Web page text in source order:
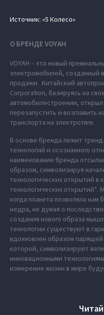
Источник: «5 Колесо»
О БРЕНДЕ VOYAH
VOYAH – это новый
электромобилей, созданный
продажи. Китайский
Corporation, базируясь на
автомобилестроении,
перезапустить и возглавить
транспорта на электротяге.
В основе бренда лежит
технологий и осознанного
наименование бренда
образом, символизируя
технологических открытий в
технологических
когда планета позволяла
недра, не думая о
создания нового образа
технологии существуют в
вдохновлен образом
которой, символизируют
инновационными
измерение жизни в мире